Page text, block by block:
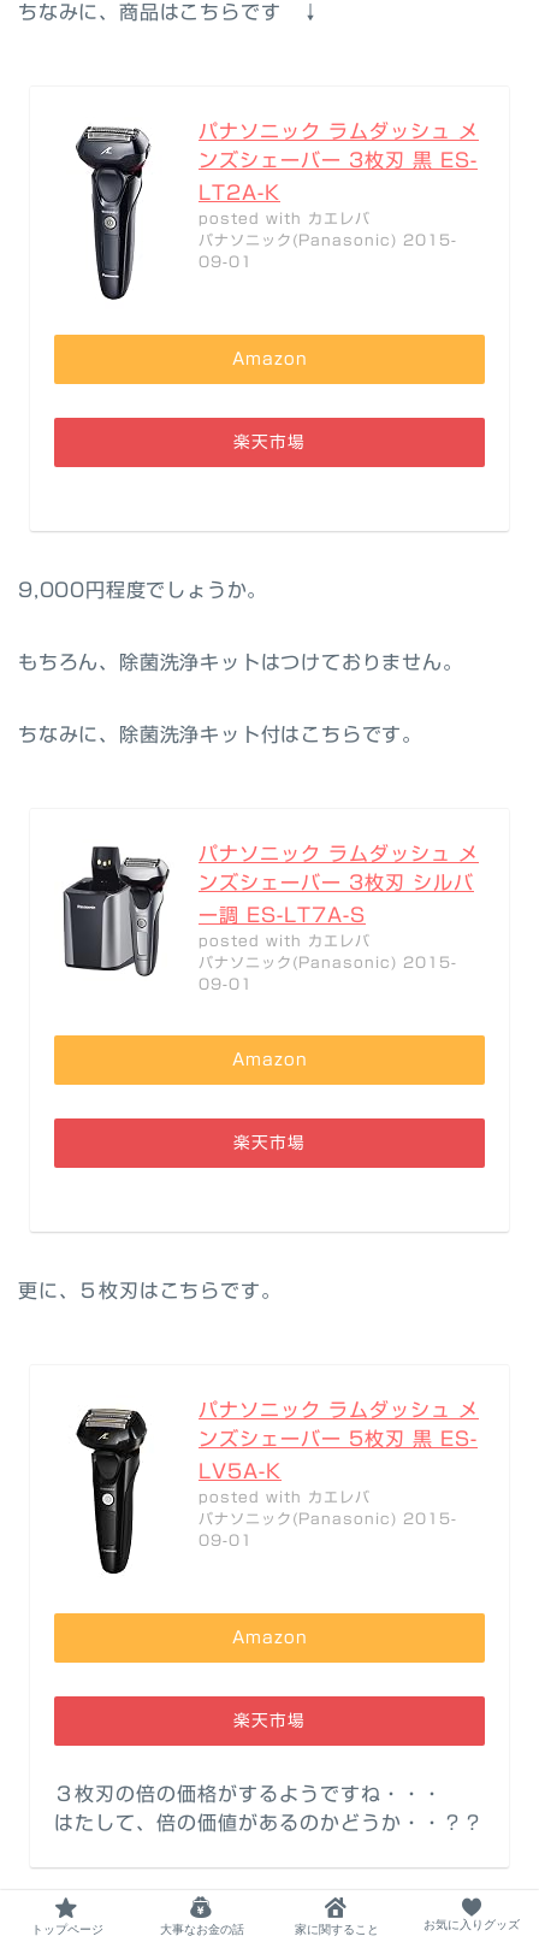
ちなみに、商品はこちらです ↓
パナソニック ラムダッシュ メ
ンズシェーバー 3枚刃 黒 ES-
LT2A-K
posted with カエレバ
パナソニック(Panasonic) 2015-
09-01
Amazon
楽天市場
9,000円程度でしょうか。
もちろん、除菌洗浄キットはつけておりません。
ちなみに、除菌洗浄キット付はこちらです。
パナソニック ラムダッシュ メ
ンズシェーバー 3枚刃 シルバ
ー調 ES-LT7A-S
posted with カエレバ
パナソニック(Panasonic) 2015-
09-01
Amazon
楽天市場
更に、５枚刃はこちらです。
パナソニック ラムダッシュ メ
ンズシェーバー 5枚刃 黒 ES-
LV5A-K
posted with カエレバ
パナソニック(Panasonic) 2015-
09-01
Amazon
楽天市場
３枚刃の倍の価格がするようですね・・・
はたして、倍の価値があるのかどうか・・？？
洗浄はどうするのか？
トップページ 大事なお金の話 家に関すること お気に入りグッズ